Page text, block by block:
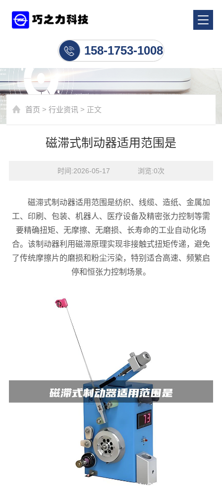
158-1753-1008
首页 >行业资讯 > 正文
磁滞式制动器适用范围是
时间:2026-05-17    浏览:0次
磁滞式制动器适用范围是纺织、线缆、造纸、金属加
工、印刷、包装、机器人、医疗设备及精密张力控制等需
要精确扭矩、无摩擦、无磨损、长寿命的工业自动化场
合。该制动器利用磁滞原理实现非接触式扭矩传递，避免
了传统摩擦片的磨损和粉尘污染，特别适合高速、频繁启
停和恒张力控制场景。